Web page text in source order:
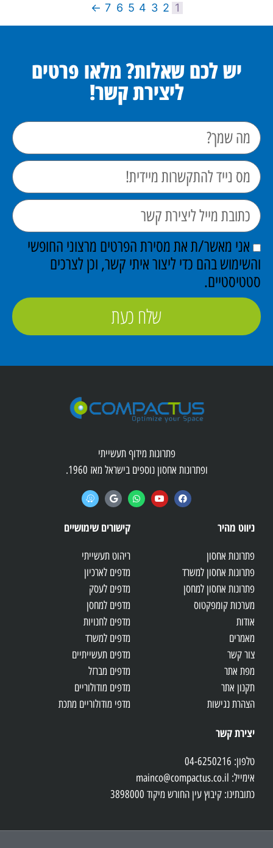
1
2
3
4
5
6
7
←
יש לכם שאלות? מלאו פרטים
ליצירת קשר!
אני מאשר/ת את מסירת הפרטים מרצוני החופשי
והשימוש בהם כדי ליצור איתי קשר, וכן לצרכים
סטטיסטיים.
שלח כעת
פתרונות מידוף תעשייתי
ופתרונות אחסון נוספים בישראל מאז 1960.
ניווט מהיר
פתרונות אחסון
פתרונות אחסון למשרד
פתרונות אחסון למחסן
מערכות קומפקטוס
אודות
מאמרים
צור קשר
מפת אתר
תקנון אתר
הצהרת נגישות
קישורים שימושיים
ריהוט תעשייתי
מדפים לארכיון
מדפים לעסק
מדפים למחסן
מדפים לחנויות
מדפים למשרד
מדפים תעשייתיים
מדפים מברזל
מדפים מודולוריים
מדפי מודולוריים מתכת
יצירת קשר
טלפון: 04-6250216
אימייל: mainco@compactus.co.il
כתובתינו: קיבוץ עין החורש מיקוד 3898000